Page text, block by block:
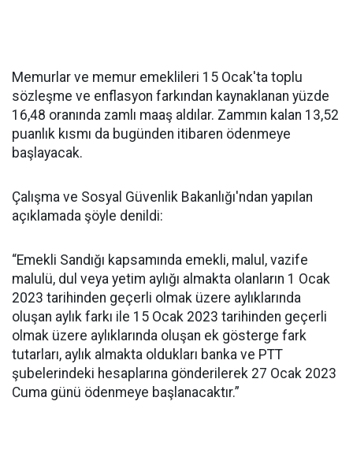
Memurlar ve memur emeklileri 15 Ocak'ta toplu
sözleşme ve enflasyon farkından kaynaklanan yüzde
16,48 oranında zamlı maaş aldılar. Zammın kalan 13,52
puanlık kısmı da bugünden itibaren ödenmeye
başlayacak.
Çalışma ve Sosyal Güvenlik Bakanlığı'ndan yapılan
açıklamada şöyle denildi:
“Emekli Sandığı kapsamında emekli, malul, vazife
malulü, dul veya yetim aylığı almakta olanların 1 Ocak
2023 tarihinden geçerli olmak üzere aylıklarında
oluşan aylık farkı ile 15 Ocak 2023 tarihinden geçerli
olmak üzere aylıklarında oluşan ek gösterge fark
tutarları, aylık almakta oldukları banka ve PTT
şubelerindeki hesaplarına gönderilerek 27 Ocak 2023
Cuma günü ödenmeye başlanacaktır.”